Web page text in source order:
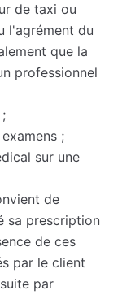
de taxi ou
l'agrément du
que la
professionnel
;
sur une
de
sa prescription
de ces
par le client
par